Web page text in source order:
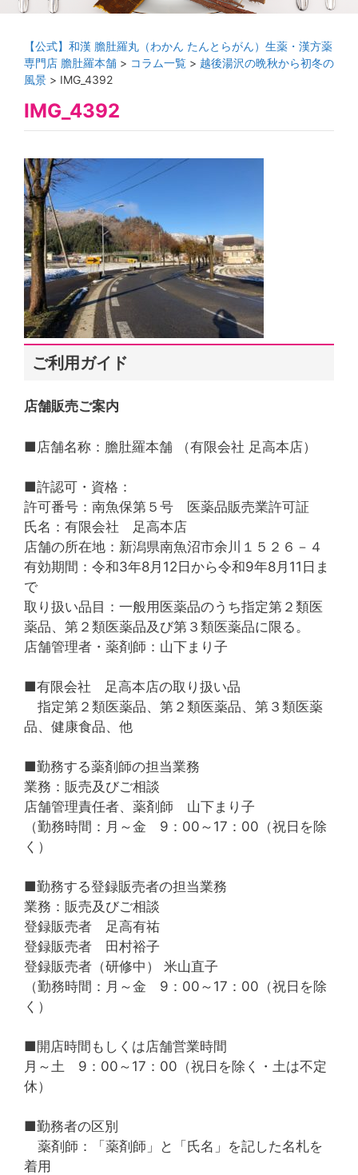
【公式】和漢 膽肚羅丸（わかん たんとらがん）生薬・漢方薬
専門店 膽肚羅本舗 > コラム一覧 > 越後湯沢の晩秋から初冬の
風景 > IMG_4392
IMG_4392
ご利用ガイド
店舗販売ご案内
■店舗名称：膽肚羅本舗 （有限会社 足高本店）
■許認可・資格：
許可番号：南魚保第５号 医薬品販売業許可証
氏名：有限会社 足高本店
店舗の所在地：新潟県南魚沼市余川１５２６－４
有効期間：令和3年8月12日から令和9年8月11日ま
で
取り扱い品目：一般用医薬品のうち指定第２類医
薬品、第２類医薬品及び第３類医薬品に限る。
店舗管理者・薬剤師：山下まり子
■有限会社 足高本店の取り扱い品
指定第２類医薬品、第２類医薬品、第３類医薬
品、健康食品、他
■勤務する薬剤師の担当業務
業務：販売及びご相談
店舗管理責任者、薬剤師 山下まり子
（勤務時間：月～金 9：00～17：00（祝日を除
く）
■勤務する登録販売者の担当業務
業務：販売及びご相談
登録販売者 足高有祐
登録販売者 田村裕子
登録販売者（研修中） 米山直子
（勤務時間：月～金 9：00～17：00（祝日を除
く）
■開店時間もしくは店舗営業時間
月～土 9：00～17：00（祝日を除く・土は不定
休）
■勤務者の区別
薬剤師：「薬剤師」と「氏名」を記した名札を
着用